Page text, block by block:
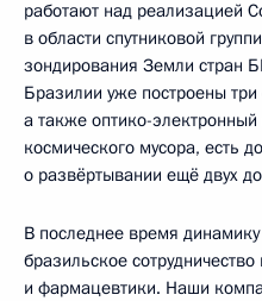
работают над реализацией
в области спутниковой
зондирования Земли стран
Бразилии уже построены
а также оптико-
космического мусора, есть
о развёртывании ещё двух
В последнее время
бразильское
и фармацевтики. Наши